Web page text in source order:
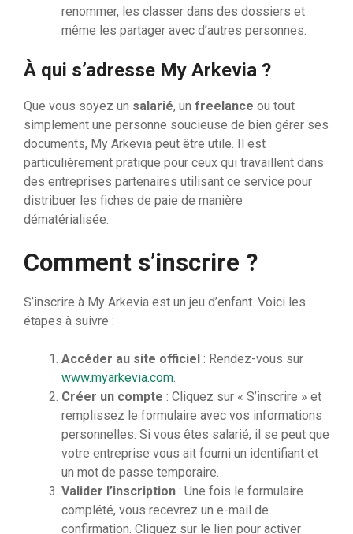
renommer, les classer dans des dossiers et
même les partager avec d’autres personnes.
À qui s’adresse My Arkevia ?
Que vous soyez un salarié, un freelance ou tout
simplement une personne soucieuse de bien gérer ses
documents, My Arkevia peut être utile. Il est
particulièrement pratique pour ceux qui travaillent dans
des entreprises partenaires utilisant ce service pour
distribuer les fiches de paie de manière
dématérialisée.
Comment s’inscrire ?
S’inscrire à My Arkevia est un jeu d’enfant. Voici les
étapes à suivre :
Accéder au site officiel : Rendez-vous sur
www.myarkevia.com.
Créer un compte : Cliquez sur « S’inscrire » et
remplissez le formulaire avec vos informations
personnelles. Si vous êtes salarié, il se peut que
votre entreprise vous ait fourni un identifiant et
un mot de passe temporaire.
Valider l’inscription : Une fois le formulaire
complété, vous recevrez un e-mail de
confirmation. Cliquez sur le lien pour activer